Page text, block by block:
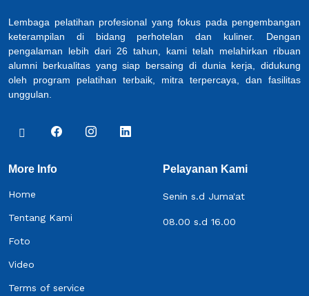
Lembaga pelatihan profesional yang fokus pada pengembangan
keterampilan di bidang perhotelan dan kuliner. Dengan
pengalaman lebih dari 26 tahun, kami telah melahirkan ribuan
alumni berkualitas yang siap bersaing di dunia kerja, didukung
oleh program pelatihan terbaik, mitra terpercaya, dan fasilitas
unggulan.
More Info
Home
Tentang Kami
Foto
Video
Terms of service
Pelayanan Kami
Senin s.d Juma'at
08.00 s.d 16.00